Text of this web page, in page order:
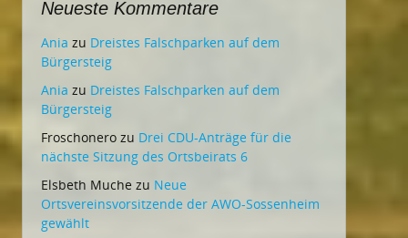
Neueste Kommentare
Ania zu Dreistes Falschparken auf dem
Bürgersteig
Ania zu Dreistes Falschparken auf dem
Bürgersteig
Froschonero zu Drei CDU-Anträge für die
nächste Sitzung des Ortsbeirats 6
Elsbeth Muche zu Neue
Ortsvereinsvorsitzende der AWO-Sossenheim
gewählt